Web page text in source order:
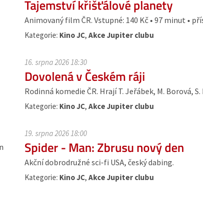
Tajemství křišťálové planety
Animovaný film ČR. Vstupné: 140 Kč • 97 minut •
Kategorie: Kino JC,Akce Jupiter clubu
16. srpna 2026 18:30
Dovolená v Českém ráji
Rodinná komedie ČR. Hrají T. Jeřábek, M. Borová,
Kategorie: Kino JC,Akce Jupiter clubu
19. srpna 2026 18:00
Spider - Man: Zbrusu nový den
Akční dobrodružné sci-fi USA, český dabing.
Kategorie: Kino JC,Akce Jupiter clubu